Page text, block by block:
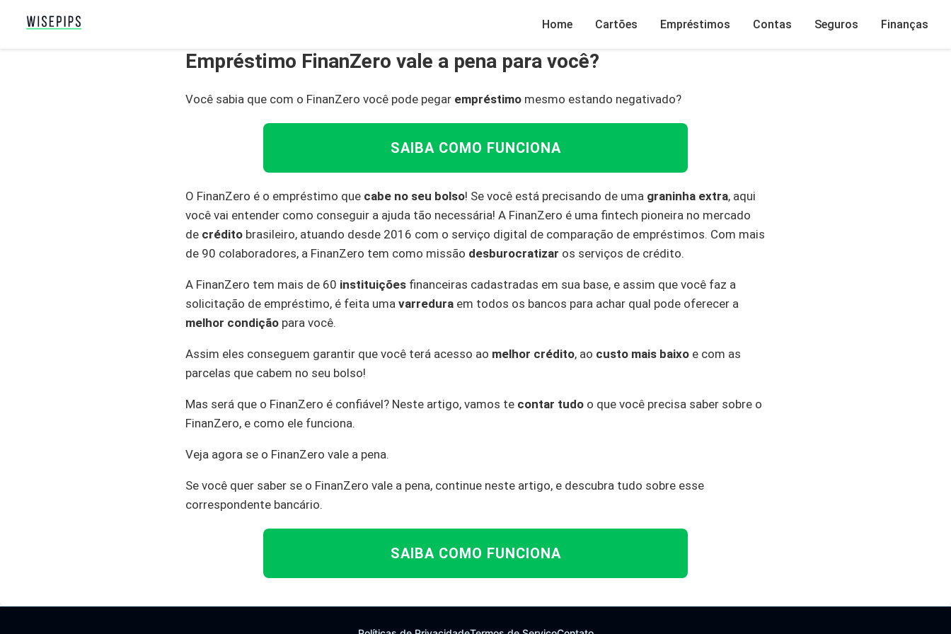
Home Cartões Empréstimos Contas Seguros Finanças
Empréstimo FinanZero vale a pena para você?
Você sabia que com o FinanZero você pode pegar empréstimo mesmo estando negativado?
SAIBA COMO FUNCIONA
O FinanZero é o empréstimo que cabe no seu bolso! Se você está precisando de uma graninha extra, aqui
você vai entender como conseguir a ajuda tão necessária! A FinanZero é uma fintech pioneira no mercado
de crédito brasileiro, atuando desde 2016 com o serviço digital de comparação de empréstimos. Com mais
de 90 colaboradores, a FinanZero tem como missão desburocratizar os serviços de crédito.
A FinanZero tem mais de 60 instituições financeiras cadastradas em sua base, e assim que você faz a
solicitação de empréstimo, é feita uma varredura em todos os bancos para achar qual pode oferecer a
melhor condição para você.
Assim eles conseguem garantir que você terá acesso ao melhor crédito, ao custo mais baixo e com as
parcelas que cabem no seu bolso!
Mas será que o FinanZero é confiável? Neste artigo, vamos te contar tudo o que você precisa saber sobre o
FinanZero, e como ele funciona.
Veja agora se o FinanZero vale a pena.
Se você quer saber se o FinanZero vale a pena, continue neste artigo, e descubra tudo sobre esse
correspondente bancário.
SAIBA COMO FUNCIONA